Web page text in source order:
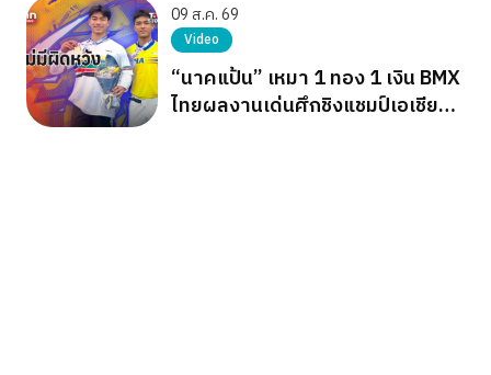
09 ส.ค. 69
Video
“นาคแป้น” เหมา 1 ทอง 1 เงิน BMX
ไทยผลงานเด่นศึกชิงแชมป์เอเชีย